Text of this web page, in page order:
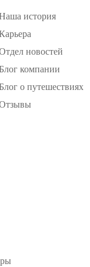
история
новостей
компании
о путешествиях